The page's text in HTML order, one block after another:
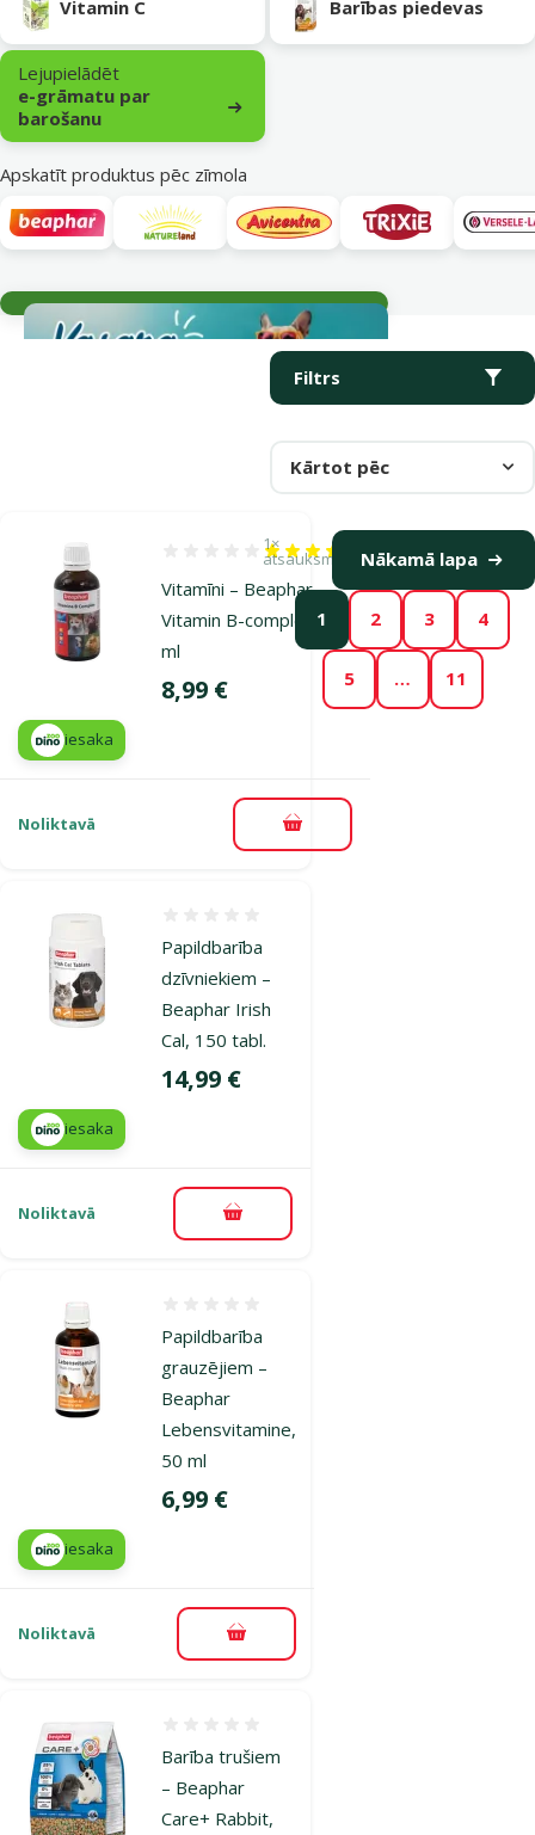
Vitamin C Barības piedevas
Lejupielādēt
e-grāmatu par
barošanu
Apskatīt produktus pēc zīmola
Parametriskais filtrs
Filtrs
Atlasītie filtri
Kārtot pēc
Produkti kategorijā Barība, gardumi un barības piedevas
Vitamīni – Beaphar
Vitamin B-complex, 50
ml
Atsauksmes 100%, reitingu skaits: 1
1×
atsauksmes
Cena
8,99 €
iesaka
Noliktavā Pievienot grozam
Papildbarība
dzīvniekiem –
Beaphar Irish
Cal, 150 tabl.
Cena
14,99 €
iesaka
Noliktavā Pievienot grozam
Papildbarība
grauzējiem –
Beaphar
Lebensvitamine,
50 ml
Cena
6,99 €
iesaka
Noliktavā Pievienot grozam
Barība trušiem
– Beaphar
Care+ Rabbit,
1 2 3 4
5 … 11
Nākamā lapa